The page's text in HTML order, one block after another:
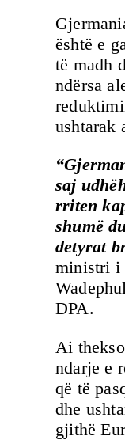
është e
të madh
ndërsa
ushtarak
saj
rriten
shumë
detyrat
ministri i
DPA.
Ai
ndarje e
që të
dhe
gjithë